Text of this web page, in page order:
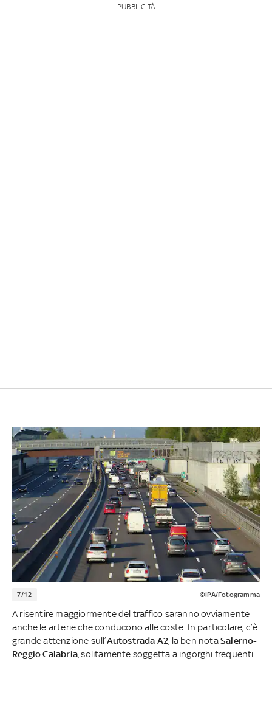
PUBBLICITÀ
7/12 ©IPA/Fotogramma
A risentire maggiormente del traffico saranno ovviamente
anche le arterie che conducono alle coste. In particolare, c’è
grande attenzione sull’Autostrada A2 , la ben notaSalerno-
Reggio Calabria , solitamente soggetta a ingorghi frequenti